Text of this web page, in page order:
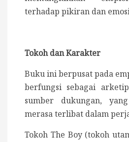
terhadap pikiran dan
Tokoh dan Karakter
Buku ini berpusat pada
berfungsi sebagai
sumber dukungan,
merasa terlibat dalam
Tokoh The Boy (tokoh